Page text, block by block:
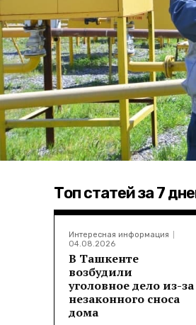
Топ статей за 7
Интересная информация
04.08.2026
В Ташкенте
возбудили
уголовное дело из-за
незаконного сноса
дома